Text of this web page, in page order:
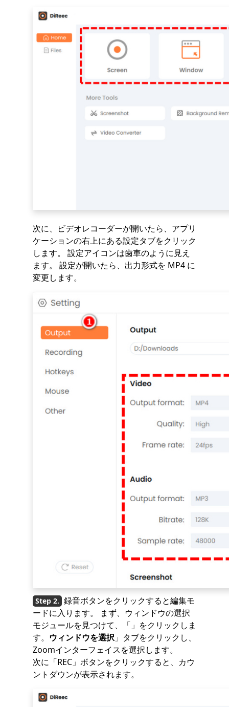
次に、ビデオレコーダーが開いたら、アプリ
ケーションの右上にある設定タブをクリック
します。 設定アイコンは歯車のように見え
ます。 設定が開いたら、出力形式を MP4 に
変更します。
録音ボタンをクリックすると編集モ
ードに入ります。 まず、ウィンドウの選択
モジュールを見つけて、「」をクリックしま
す。 ウィンドウを選択 」タブをクリックし、
Zoomインターフェイスを選択します。
次に「REC」ボタンをクリックすると、カウ
ントダウンが表示されます。